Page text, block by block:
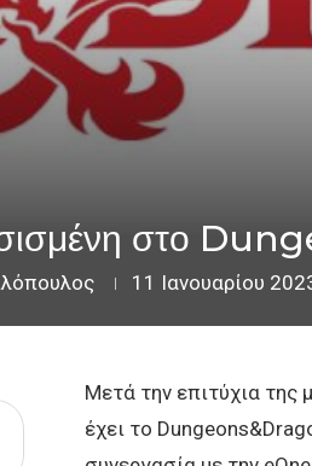
στο
11 Ιανουαρίου
Μετά την επιτύχια της
έχει το